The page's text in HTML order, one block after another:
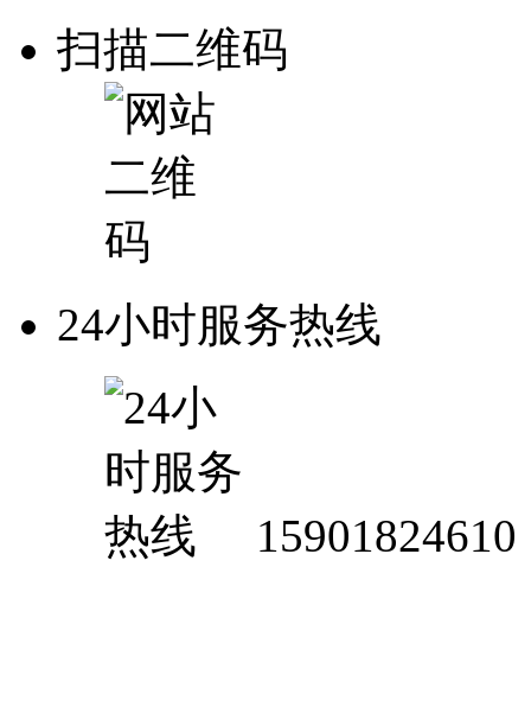
扫描二维码
24小时服务热线
15901824610